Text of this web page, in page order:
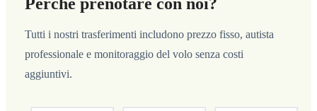
Perché prenotare con noi?
Tutti i nostri trasferimenti includono prezzo fisso, autista
professionale e monitoraggio del volo senza costi
aggiuntivi.